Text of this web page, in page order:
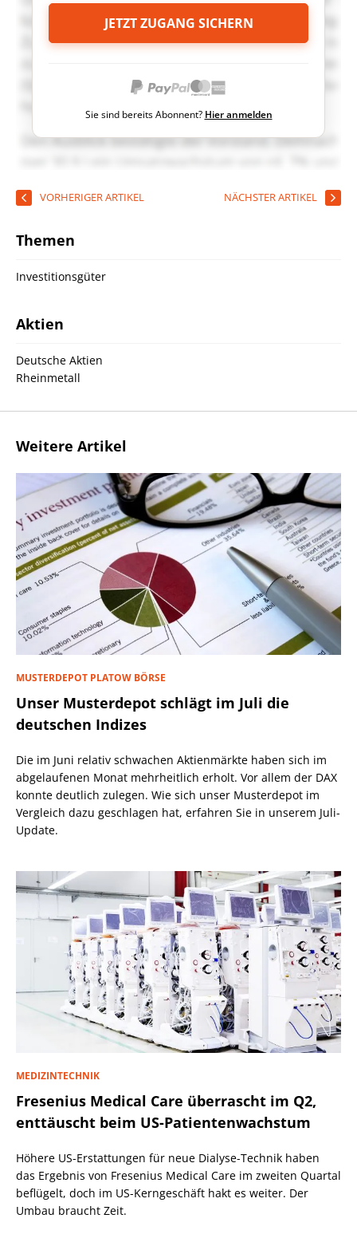
JETZT ZUGANG SICHERN
Sie sind bereits Abonnent? Hier anmelden
VORHERIGER ARTIKEL NÄCHSTER ARTIKEL
Themen
Investitionsgüter
Aktien
Deutsche Aktien
Rheinmetall
Weitere Artikel
MUSTERDEPOT PLATOW BÖRSE
Unser Musterdepot schlägt im Juli die
deutschen Indizes
Die im Juni relativ schwachen Aktienmärkte haben sich im
abgelaufenen Monat mehrheitlich erholt. Vor allem der DAX
konnte deutlich zulegen. Wie sich unser Musterdepot im
Vergleich dazu geschlagen hat, erfahren Sie in unserem Juli-
Update.
MEDIZINTECHNIK
Fresenius Medical Care überrascht im Q2,
enttäuscht beim US-Patientenwachstum
Höhere US-Erstattungen für neue Dialyse-Technik haben
das Ergebnis von Fresenius Medical Care im zweiten Quartal
beflügelt, doch im US-Kerngeschäft hakt es weiter. Der
Umbau braucht Zeit.